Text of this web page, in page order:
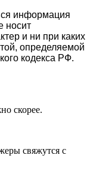
информация
носит
и ни при каких
определяемой
кодекса РФ.
скорее.
свяжутся с